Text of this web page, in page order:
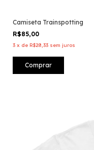
Camiseta Trainspotting
R$85,00
3 x de R$28,33 sem juros
Comprar